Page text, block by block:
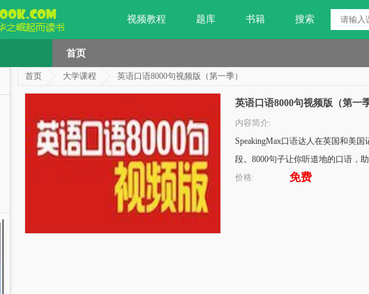
视频教程 题库 书籍 搜索
首页
首页 大学课程 英语口语8000句视频版（第一季）
英语口语8000句视频版（第一季
内容简介:
SpeakingMax口语达人在英国和美
段。8000句子让你听道地的口语，
价格:
免费